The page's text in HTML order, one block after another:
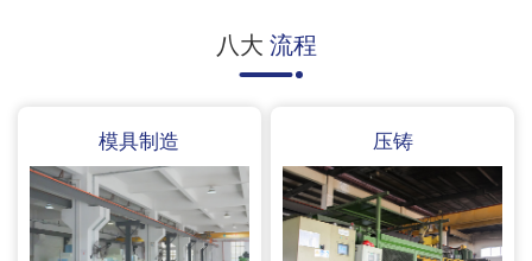
八大 流程
模具制造 压铸